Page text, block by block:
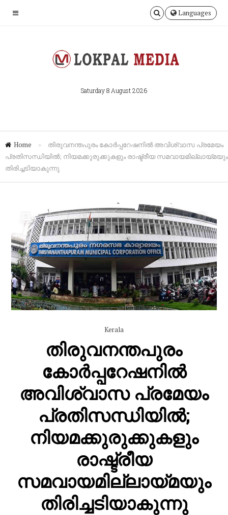
Languages
Saturday 8 August 2026
Home »
തിരുവനന്തപുരം കോർപ്പറേഷനിൽ അവിശ്വാസ പ്രമേയം
പ്രതിസന്ധിയിൽ; നിയമക്കുരുക്കുകളും രാഷ്ട്രീയ സമവായമില്ലായ്മയും
തിരിച്ചടിയാകുന്നു
Kerala
തിരുവനന്തപുരം
കോർപ്പറേഷനിൽ
അവിശ്വാസ പ്രമേയം
പ്രതിസന്ധിയിൽ;
നിയമക്കുരുക്കുകളും
രാഷ്ട്രീയ
സമവായമില്ലായ്മയും
തിരിച്ചടിയാകുന്നു